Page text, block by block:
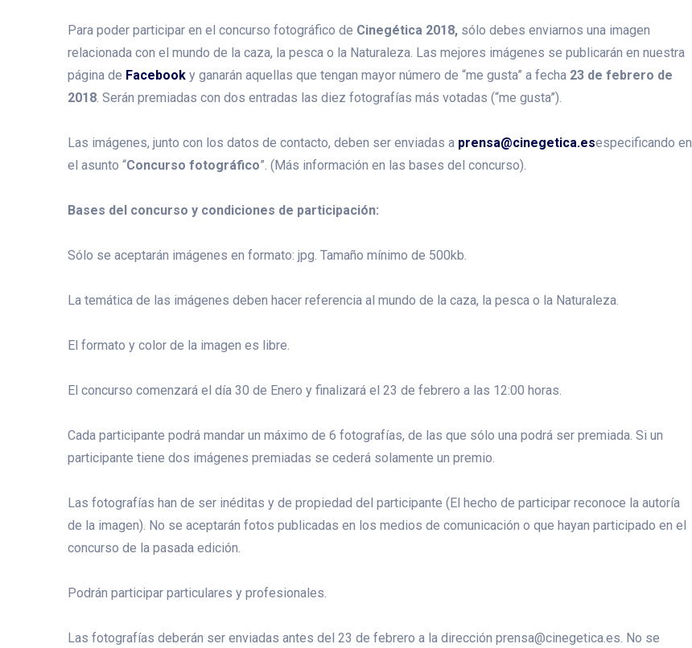
Para poder participar en el concurso fotográfico de Cinegética 2018, sólo debes enviarnos una imagen
relacionada con el mundo de la caza, la pesca o la Naturaleza. Las mejores imágenes se publicarán en nuestra
página de Facebook y ganarán aquellas que tengan mayor número de “me gusta” a fecha 23 de febrero de
2018 . Serán premiadas con dos entradas las diez fotografías más votadas (“me gusta”).
Las imágenes, junto con los datos de contacto, deben ser enviadas a prensa@cinegetica.esespecificando en
el asunto “Concurso fotográfico”. (Más información en las bases del concurso).
Bases del concurso y condiciones de participación:
Sólo se aceptarán imágenes en formato: jpg. Tamaño mínimo de 500kb.
La temática de las imágenes deben hacer referencia al mundo de la caza, la pesca o la Naturaleza.
El formato y color de la imagen es libre.
El concurso comenzará el día 30 de Enero y finalizará el 23 de febrero a las 12:00 horas.
Cada participante podrá mandar un máximo de 6 fotografías, de las que sólo una podrá ser premiada. Si un
participante tiene dos imágenes premiadas se cederá solamente un premio.
Las fotografías han de ser inéditas y de propiedad del participante (El hecho de participar reconoce la autoría
de la imagen). No se aceptarán fotos publicadas en los medios de comunicación o que hayan participado en el
concurso de la pasada edición.
Podrán participar particulares y profesionales.
Las fotografías deberán ser enviadas antes del 23 de febrero a la dirección prensa@cinegetica.es. No se